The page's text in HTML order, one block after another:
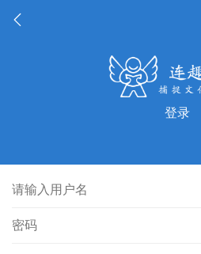
登录